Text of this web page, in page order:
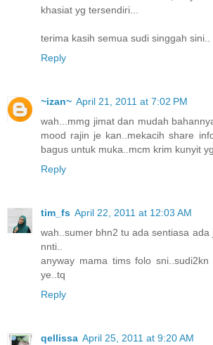
khasiat yg tersendiri...
terima kasih semua sudi singgah sini..
Reply
~izan~ April 21, 2011 at 7:02 PM
wah...mmg jimat dan mudah
mood rajin je kan..mekacih share
bagus untuk muka..mcm krim kunyit
Reply
tim_fs April 22, 2011 at 12:03 AM
wah..sumer bhn2 tu ada sentiasa
nnti..
anyway mama tims folo
ye..tq
Reply
qellissa April 25, 2011 at 9:20 AM